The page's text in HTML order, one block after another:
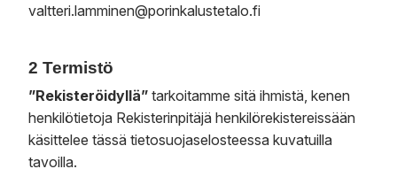
valtteri.lamminen@porinkalustetalo.fi
2 Termistö
”Rekisteröidyllä” tarkoitamme sitä ihmistä, kenen
henkilötietoja Rekisterinpitäjä henkilörekistereissään
käsittelee tässä tietosuojaselosteessa kuvatuilla
tavoilla.